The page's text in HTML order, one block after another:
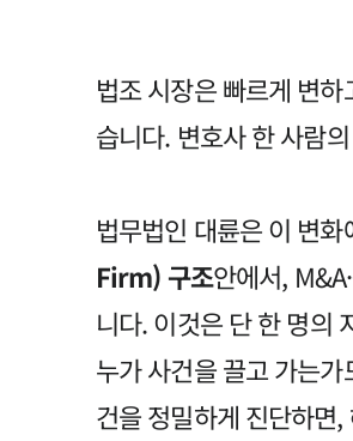
법조 시장은 빠르게 변
습니다. 변호사 한 사람
법무법인 대륜은 이 변
Firm) 구조안에서,
니다. 이것은 단 한 명의
누가 사건을 끌고 가는
건을 정밀하게 진단하면